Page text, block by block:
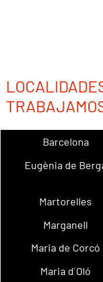
Barcelona
Eugènia de
Martorelles
Marganell
Maria de Corcó
Maria d´Oló